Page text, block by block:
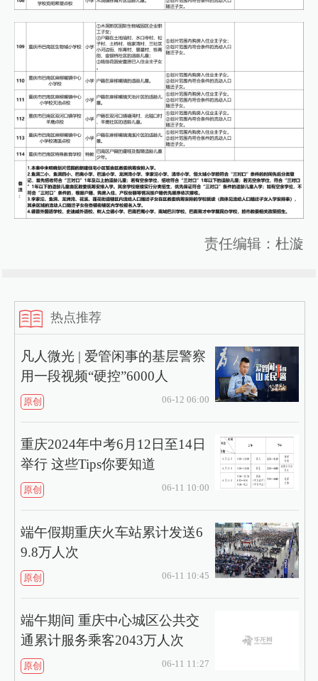
责任编辑：杜漩
热点推荐
凡人微光 | 爱管闲事的基层警察
用一段视频“硬控”6000人
原创 06-12 06:00
重庆2024年中考6月12日至14日
举行 这些Tips你要知道
原创 06-11 10:00
端午假期重庆火车站累计发送6
9.8万人次
原创 06-11 10:45
端午期间 重庆中心城区公共交
通累计服务乘客2043万人次
原创 06-11 11:27